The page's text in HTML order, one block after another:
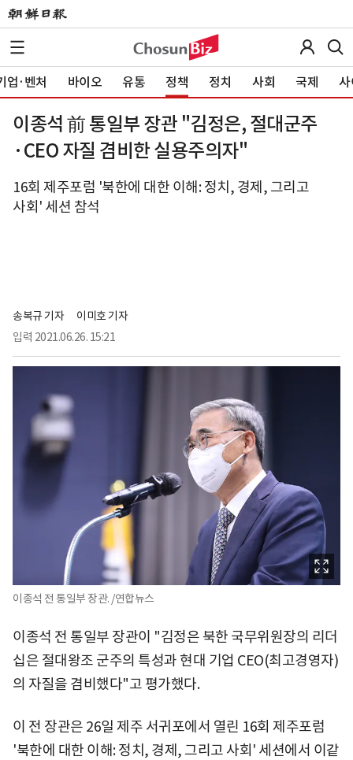
업·벤처 바이오 유통 정책 정치 사회 국제 사
이종석 前 통일부 장관 "김정은, 절대군주
·CEO 자질 겸비한 실용주의자"
16회 제주포럼 '북한에 대한 이해: 정치, 경제, 그리고
사회' 세션 참석
송복규 기자
이미호 기자
입력 2021.06.26. 15:21
이종석 전 통일부 장관. /연합뉴스
이종석 전 통일부 장관이 "김정은 북한 국무위원장의 리더
십은 절대왕조 군주의 특성과 현대 기업 CEO(최고경영자)
의 자질을 겸비했다"고 평가했다.
이 전 장관은 26일 제주 서귀포에서 열린 16회 제주포럼
'북한에 대한 이해: 정치, 경제, 그리고 사회' 세션에서 이같